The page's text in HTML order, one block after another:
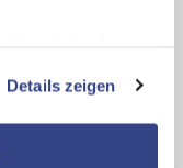
von Drittanbietern
Übermittlungen
Details zeigen